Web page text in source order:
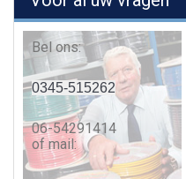
Bel ons:
0345-515262
06-54291414
of mail: